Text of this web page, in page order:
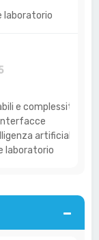
laboratorio
e complessità
artificiale
laboratorio